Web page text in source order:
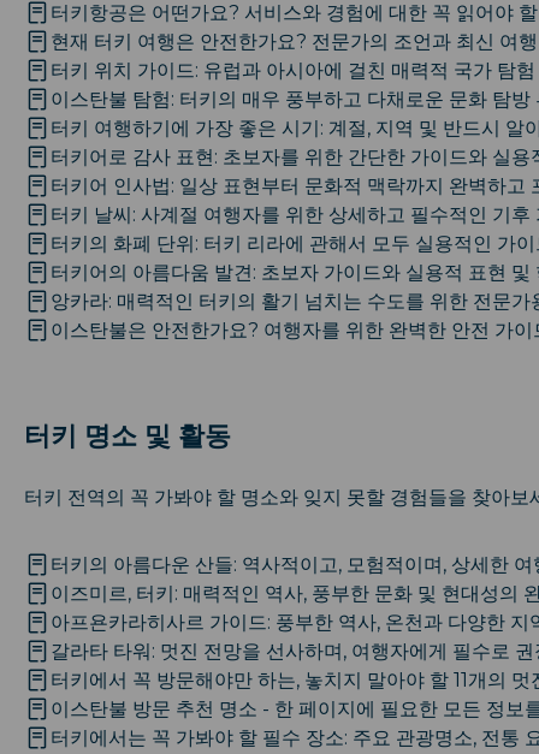
터키항공은 어떤가요? 서비스와 경험에 대한 꼭 읽어야
현재 터키 여행은 안전한가요? 전문가의 조언과 최신 여
터키 위치 가이드: 유럽과 아시아에 걸친 매력적 국가 탐
이스탄불 탐험: 터키의 매우 풍부하고 다채로운 문화 탐방
터키 여행하기에 가장 좋은 시기: 계절, 지역 및 반드시 알
터키어로 감사 표현: 초보자를 위한 간단한 가이드와 실용
터키어 인사법: 일상 표현부터 문화적 맥락까지 완벽하고
터키 날씨: 사계절 여행자를 위한 상세하고 필수적인 기후
터키의 화폐 단위: 터키 리라에 관해서 모두 실용적인 가
터키어의 아름다움 발견: 초보자 가이드와 실용적 표현 및
앙카라: 매력적인 터키의 활기 넘치는 수도를 위한 전문가
이스탄불은 안전한가요? 여행자를 위한 완벽한 안전 가
터키 명소 및 활동
터키 전역의 꼭 가봐야 할 명소와 잊지 못할 경험들을 찾아보
터키의 아름다운 산들: 역사적이고, 모험적이며, 상세한
이즈미르, 터키: 매력적인 역사, 풍부한 문화 및 현대성의
아프욘카라히사르 가이드: 풍부한 역사, 온천과 다양한 지
갈라타 타워: 멋진 전망을 선사하며, 여행자에게 필수로
터키에서 꼭 방문해야만 하는, 놓치지 말아야 할 11개의 멋
이스탄불 방문 추천 명소 - 한 페이지에 필요한 모든 정보
터키에서는 꼭 가봐야 할 필수 장소: 주요 관광명소, 전통